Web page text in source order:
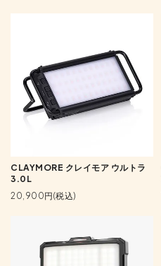
CLAYMORE クレイモア ウルトラ
3.0L
20,900円(税込)